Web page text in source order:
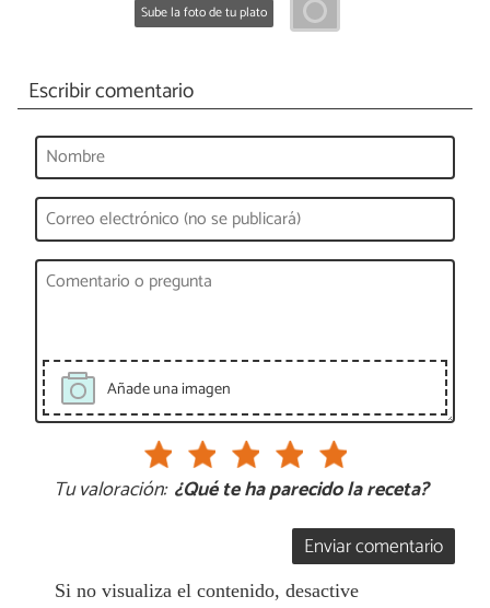
Sube la foto de tu plato
Escribir comentario
Añade una imagen
Tu valoración: ¿Qué te ha parecido la receta?
Enviar comentario
Si no visualiza el contenido, desactive